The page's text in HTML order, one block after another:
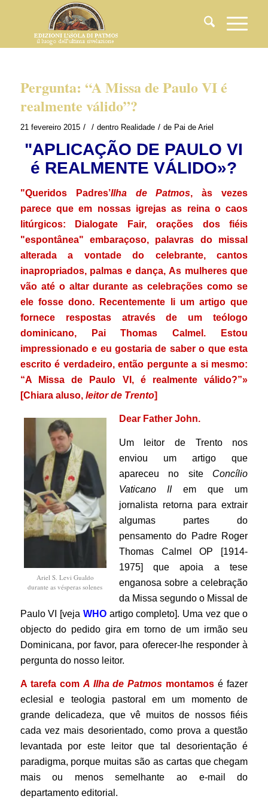
Pergunta: “A Missa de Paulo VI é
realmente válido”?
21 fevereiro 2015 / / dentro Realidade / de Pai de Ariel
"APLICAÇÃO DE PAULO VI
é REALMENTE VÁLIDO»?
"Queridos Padres’Ilha de Patmos, às vezes
parece que em nossas igrejas as reina o caos
litúrgicos: Dialogate Fair, orações dos fiéis
"espontânea" embaraçoso, palavras do missal
alterada a vontade do celebrante, cantos
inapropriados, palmas e dança, As mulheres que
vão até o altar durante as celebrações como se
ele fosse dono. Recentemente li um artigo que
fornece respostas através de um teólogo
dominicano, Pai Thomas Calmel. Estou
impressionado e eu gostaria de saber o que esta
escrito é verdadeiro, então pergunte a si mesmo:
“A Missa de Paulo VI, é realmente válido?”»
[Chiara aluso, leitor de Trento]
Ariel S. Levi Gualdo
durante as vésperas solenes
Dear Father John.
Um leitor de Trento nos
enviou um artigo que
apareceu no site Concílio
Vaticano IIem que um
jornalista retorna para extrair
algumas partes do
pensamento do Padre Roger
Thomas Calmel OP [1914-
1975] que apoia a tese
enganosa sobre a celebração
da Missa segundo o Missal de
Paulo VI [veja WHO artigo completo]. Uma vez que o
objecto do pedido gira em torno de um irmão seu
Dominicana, por favor, para oferecer-lhe responder à
pergunta do nosso leitor.
A tarefa com A Ilha de Patmos montamos é fazer
eclesial e teologia pastoral em um momento de
grande delicadeza, que vê muitos de nossos fiéis
cada vez mais desorientado, como prova a questão
levantada por este leitor que tal desorientação é
paradigma, porque muitas são as cartas que chegam
mais ou menos semelhante ao e-mail do
departamento editorial.